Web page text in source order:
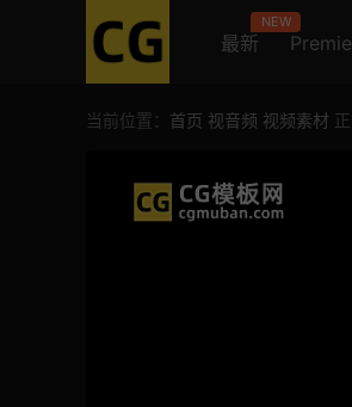
最新
NEW
当前位置： 首页 视音频 视频素材